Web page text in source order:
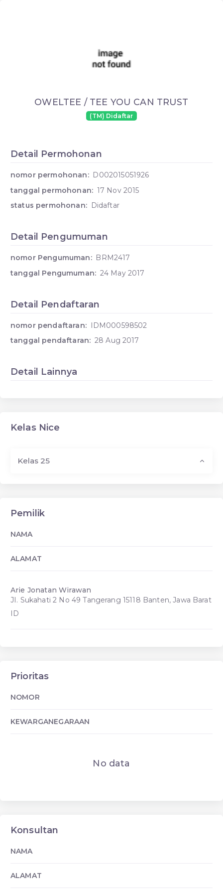
OWELTEE / TEE YOU CAN TRUST
(TM) Didaftar
Detail Permohonan
nomor permohonan: D002015051926
tanggal permohonan: 17 Nov 2015
status permohonan: Didaftar
Detail Pengumuman
nomor Pengumuman: BRM2417
tanggal Pengumuman: 24 May 2017
Detail Pendaftaran
nomor pendaftaran: IDM000598502
tanggal pendaftaran: 28 Aug 2017
Detail Lainnya
Kelas Nice
Kelas 25
Pemilik
NAMA
ALAMAT
Arie Jonatan Wirawan
JI. Sukahati 2 No 49 Tangerang 15118 Banten, Jawa Barat
ID
Prioritas
NOMOR
KEWARGANEGARAAN
No data
Konsultan
NAMA
ALAMAT